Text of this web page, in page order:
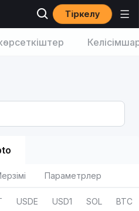
Тіркелу
көрсеткіштер
Параметрлер
USDE USD1 SOL BTC